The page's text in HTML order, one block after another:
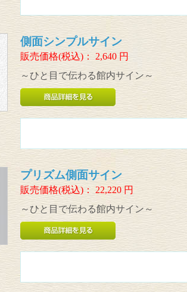
側面シンプルサイン
販売価格(税込)： 2,640円
～ひと目で伝わる館内サイン～
プリズム側面サイン
販売価格(税込)：22,220円
～ひと目で伝わる館内サイン～